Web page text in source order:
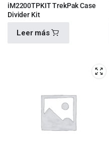
iM2200TPKIT TrekPak Case
Divider Kit
Leer más